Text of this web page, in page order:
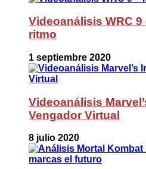
Videoanálisis WRC 9
ritmo
1 septiembre 2020
Videoanálisis
Vengador Virtual
8 julio 2020